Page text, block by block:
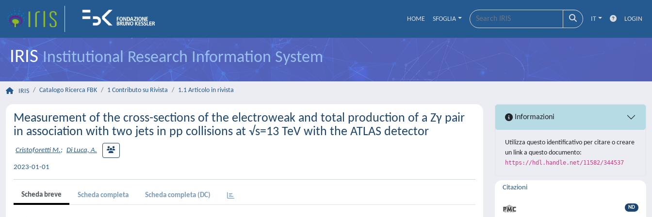
HOME SFOGLIA IT LOGIN
IRISInstitutional Research Information System
IRIS Catalogo Ricerca FBK 1 Contributo su Rivista 1.1 Articolo in rivista
Measurement of the cross-sections of the electroweak and total production of a Zγ pair
in association with two jets in pp collisions at √s=13 TeV with the ATLAS detector
Cristoforetti M.; Di Luca, A.
2023-01-01
Scheda breve Scheda completa Scheda completa (DC)
Informazioni
Utilizza questo identificativo per citare o creare
un link a questo documento:
https://hdl.handle.net/11582/344537
Citazioni
ND